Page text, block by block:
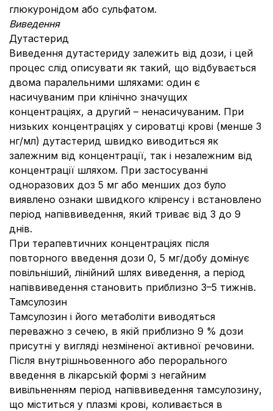
глюкуронідом або сульфатом.
Виведення
Дутастерид
Виведення дутастериду залежить від дози, і цей
процес слід описувати як такий, що відбувається
двома паралельними шляхами: один є
насичуваним при клінічно значущих
концентраціях, а другий – ненасичуваним. При
низьких концентраціях у сироватці крові (менше 3
нг/мл) дутастерид швидко виводиться як
залежним від концентрації, так і незалежним від
концентрації шляхом. При застосуванні
одноразових доз 5 мг або менших доз було
виявлено ознаки швидкого кліренсу і встановлено
період напіввиведення, який триває від 3 до 9
днів.
При терапевтичних концентраціях після
повторного введення дози 0, 5 мг/добу домінує
повільніший, лінійний шлях виведення, а період
напіввиведення становить приблизно 3–5 тижнів.
Тамсулозин
Тамсулозин і його метаболіти виводяться
переважно з сечею, в якій приблизно 9 % дози
присутні у вигляді незміненої активної речовини.
Після внутрішньовенного або перорального
введення в лікарській формі з негайним
вивільненням період напіввиведення тамсулозину,
що міститься у плазмі крові, коливається в